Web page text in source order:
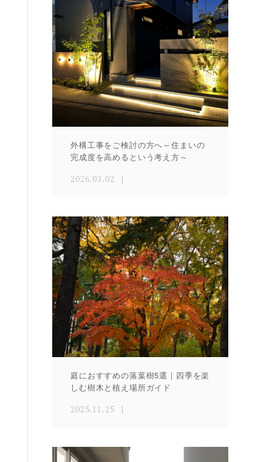
外構工事をご検討の方へ～住まいの
完成度を高めるという考え方～
2026.03.02
庭におすすめの落葉樹5選｜四季を楽
しむ樹木と植え場所ガイド
2025.11.25